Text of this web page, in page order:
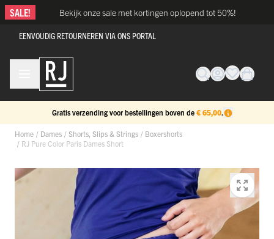
Ga naar de inhoud
SALE! Bekijk onze sale met kortingen oplopend tot 50%!
EENVOUDIG RETOURNEREN VIA ONS PORTAL
Gratis verzending voor bestellingen boven de € 65,00.
Home / Dames / Shorts, Slips & Strings / Boxershorts
/ RJ Pure Color Paris Dames Short